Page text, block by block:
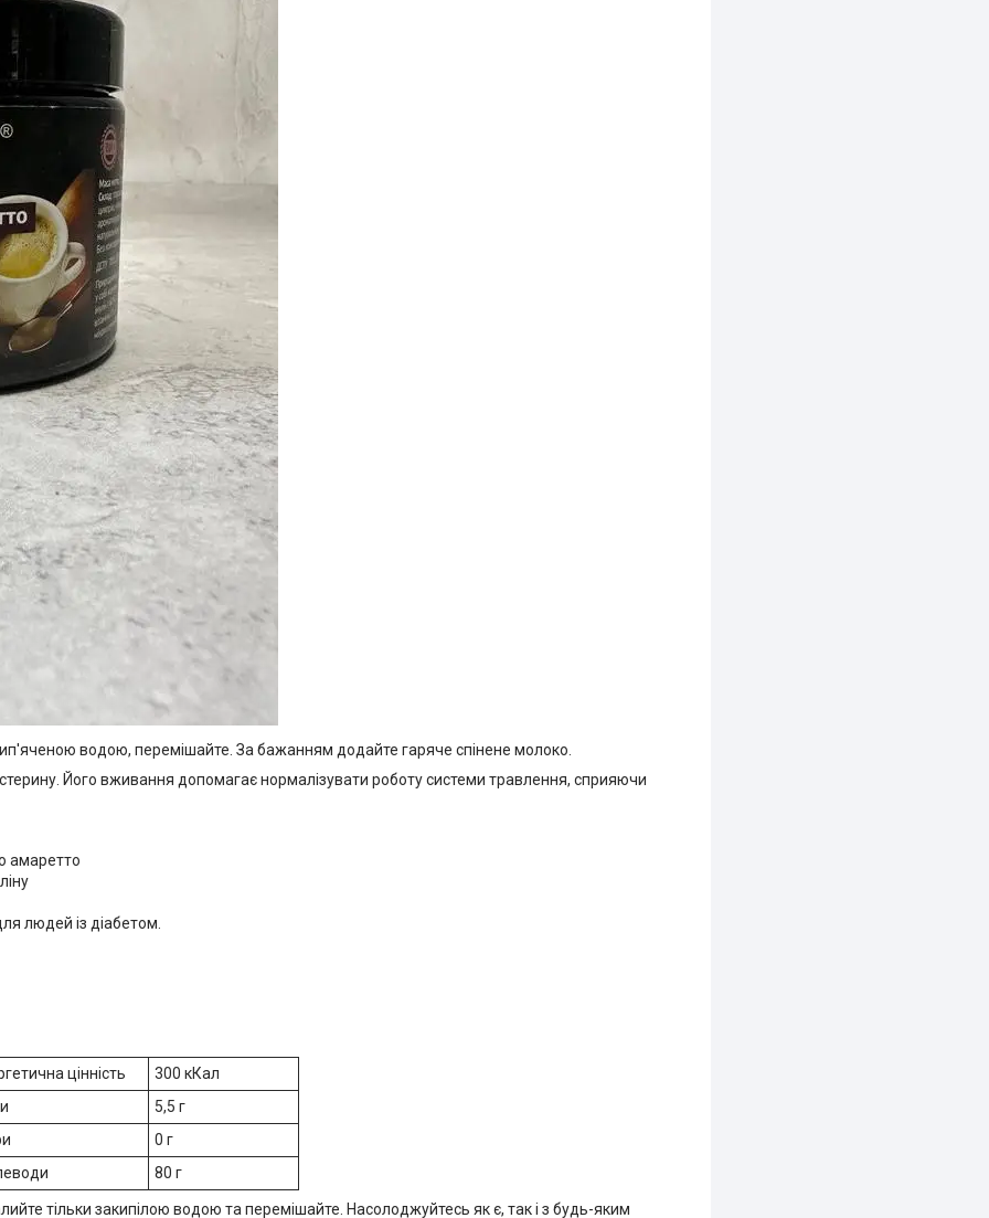
водою, перемішайте. За бажанням додайте гаряче спінене молоко.
Його вживання допомагає нормалізувати роботу системи травлення, сприяючи
амаретто
людей із діабетом.
цінність
300 кКал
5,5 г
0 г
80 г
тільки закипілою водою та перемішайте. Насолоджуйтесь як є, так і з будь-яким